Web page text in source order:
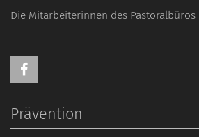
Die Mitarbeiterinnen des Pastoralbüros
Prävention